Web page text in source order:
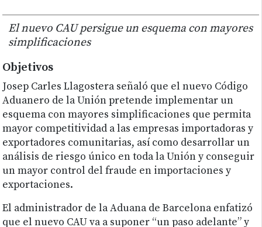
El nuevo CAU persigue un esquema con mayores
simplificaciones
Objetivos
Josep Carles Llagostera señaló que el nuevo Código
Aduanero de la Unión pretende implementar un
esquema con mayores simplificaciones que permita
mayor competitividad a las empresas importadoras y
exportadores comunitarias, así como desarrollar un
análisis de riesgo único en toda la Unión y conseguir
un mayor control del fraude en importaciones y
exportaciones.
El administrador de la Aduana de Barcelona enfatizó
que el nuevo CAU va a suponer “un paso adelante” y